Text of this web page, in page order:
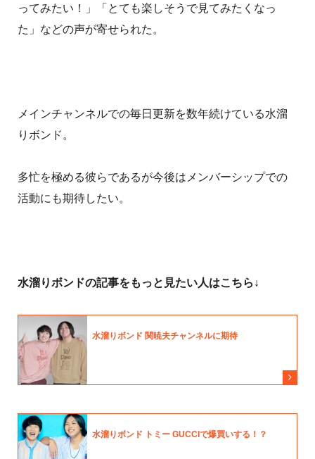
ってみたい！」「とても楽しそうで見てみたくなっ
た」などの声が寄せられた。
メインチャンネルでの毎日更新を数年続けている水溜
りボンド。
多忙を極める彼らであるが今後はメンバーシップでの
活動にも期待したい。
水溜りボンドの記事をもっと見たい人はこちら↓